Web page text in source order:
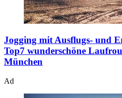
Jogging mit Ausflugs- und
Top7 wunderschöne
München
Ad